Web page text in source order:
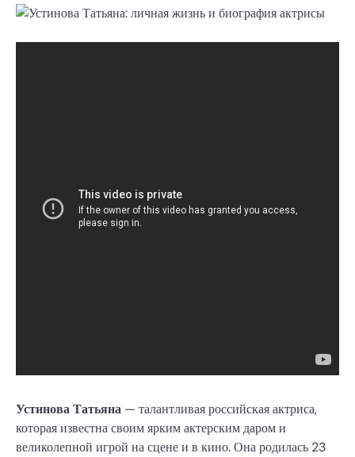
Устинова Татьяна — талантливая российская актриса,
которая известна своим ярким актерским даром и
великолепной игрой на сцене и в кино. Она родилась 23